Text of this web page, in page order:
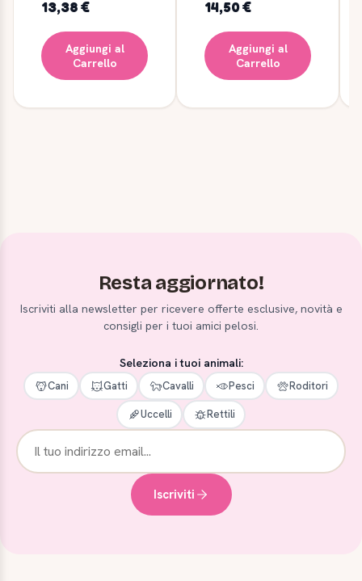
13,38 €
Aggiungi al
Carrello
14,50 €
Aggiungi al
Carrello
Resta aggiornato!
Iscriviti alla newsletter per ricevere offerte esclusive, novità e
consigli per i tuoi amici pelosi.
Seleziona i tuoi animali:
Cani Gatti Cavalli Pesci Roditori
Uccelli Rettili
Iscriviti